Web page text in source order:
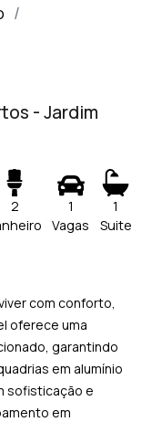
- Jardim
2
1
Vagas
1
Suite
com conforto,
oferece uma
garantindo
em alumínio
sofisticação e
em